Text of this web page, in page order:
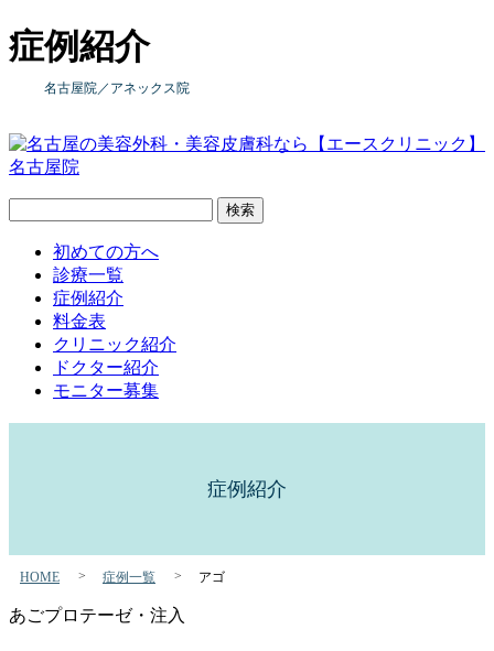
症例紹介
名古屋院／アネックス院
検索
初めての方へ
診療一覧
症例紹介
料金表
クリニック紹介
ドクター紹介
モニター募集
症例紹介
HOME 症例一覧 アゴ
あごプロテーゼ・注入